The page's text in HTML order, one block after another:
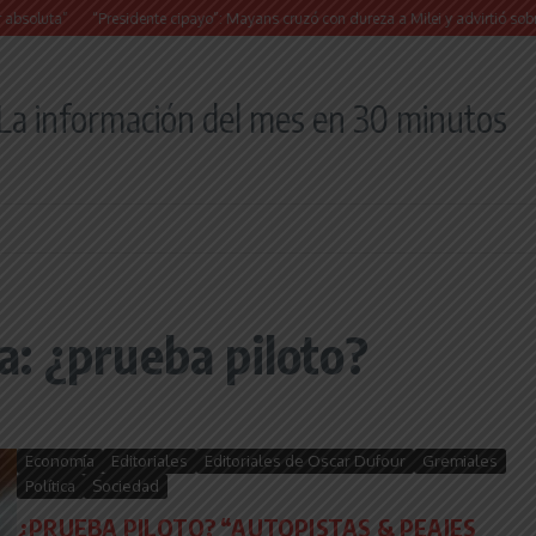
“Presidente cipayo”: Mayans cruzó con dureza a Milei y advirtió sobre un
información del mes en 30 minutos
¿prueba piloto?
Economía Editoriales Editoriales de Oscar Dufour
Gremiales
Política
Sociedad
¿PRUEBA PILOTO? “AUTOPISTAS & PEAJES